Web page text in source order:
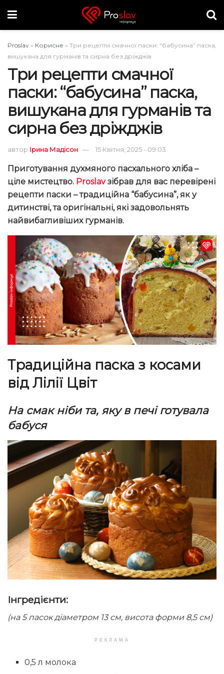
Proslav » Корисне » Три рецепти смачної паски: “бабусина” паска,
вишукана для гурманів та сирна без дріжджів
Три рецепти смачної
паски: “бабусина” паска,
вишукана для гурманів та
сирна без дріжджів
автор Ірина Мадісон 15 Квітня, 2025 - 09:03
Приготування духмяного пасхального хліба –
ціле мистецтво. Proslav зібрав для вас перевірені
рецепти паски – традиційна “бабусина”, як у
дитинстві, та оригінальні, які задовольнять
найвибагливіших гурманів.
Традиційна паска з косами
від Лілії Цвіт
На смак ніби та, яку в печі готувала
бабуся
Інгредієнти:
(на 5 пасок діаметром 13 см, висота форми 8,5 см)
РЕКЛАМА
0,5 л молока